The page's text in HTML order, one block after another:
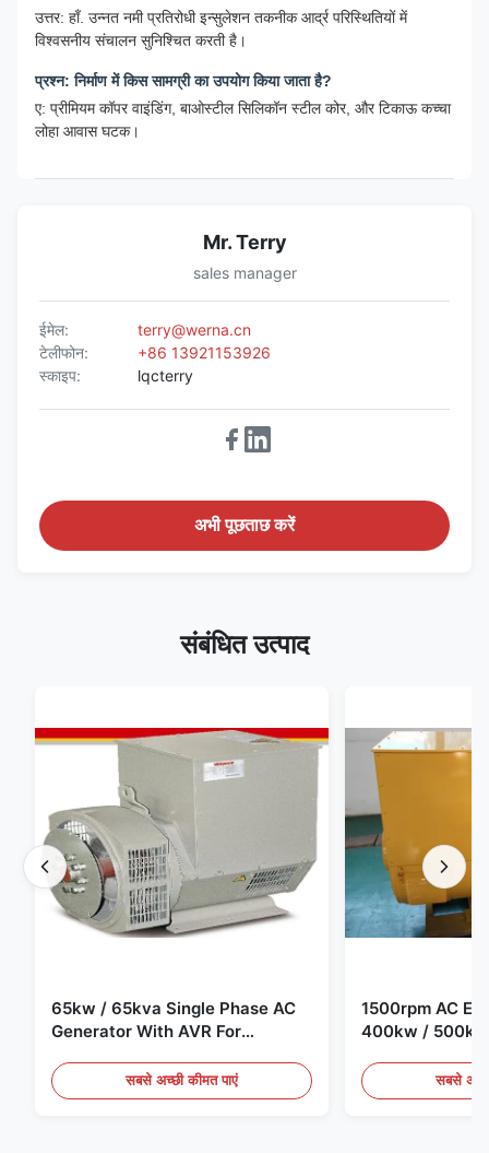
उत्तर: हाँ. उन्नत नमी प्रतिरोधी इन्सुलेशन तकनीक आर्द्र परिस्थितियों में
विश्वसनीय संचालन सुनिश्चित करती है।
प्रश्न: निर्माण में किस सामग्री का उपयोग किया जाता है?
ए: प्रीमियम कॉपर वाइंडिंग, बाओस्टील सिलिकॉन स्टील कोर, और टिकाऊ कच्चा
लोहा आवास घटक।
Mr. Terry
sales manager
ईमेल:
terry@werna.cn
टेलीफोन:
+86 13921153926
स्काइप:
lqcterry
अभी पूछताछ करें
संबंधित उत्पाद
65kw / 65kva Single Phase AC
Generator With AVR For
सबसे अच्छी कीमत पाएं
1500rpm AC
400kw /
सबसे